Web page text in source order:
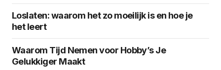
Loslaten: waarom het zo moeilijk is en hoe je
het leert
Waarom Tijd Nemen voor Hobby’s Je
Gelukkiger Maakt